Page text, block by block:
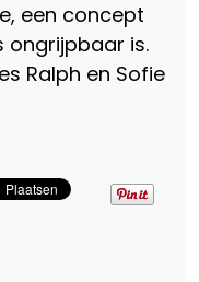
een concept
ongrijpbaar is.
Ralph en Sofie